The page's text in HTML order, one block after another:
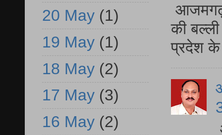
आजमगढ़
की
प्रदेश
20 May (1)
19 May (1)
18 May (2)
17 May (3)
16 May (2)